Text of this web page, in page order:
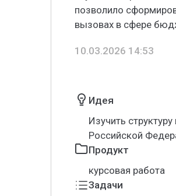
позволило
вызовах в сфере
10.03.2026 14:53
Идея
Изучить
Российской
Продукт
курсовая работа
Задачи